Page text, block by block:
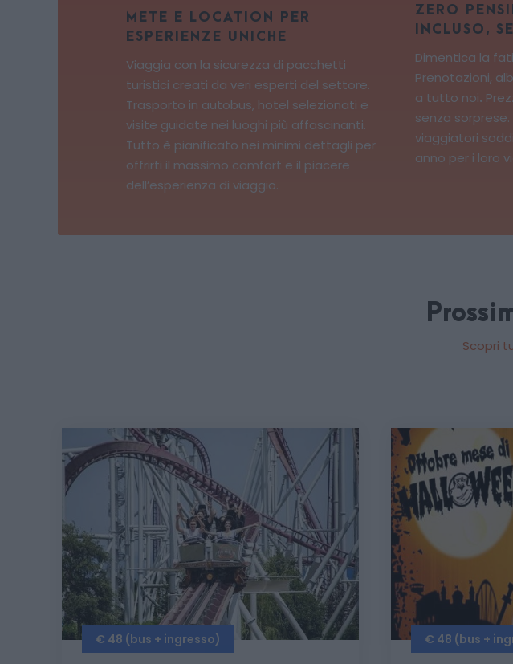
METE E LOCATION PER
ESPERIENZE UNICHE
Viaggia con la sicurezza di pacchetti
turistici creati da veri esperti del settore.
Trasporto in autobus, hotel selezionati e
visite guidate nei luoghi più affascinanti.
Tutto è pianificato nei minimi dettagli per
offrirti il massimo comfort e il piacere
dell’esperienza di viaggio.
ZERO
INCLUSO,
Dimentica la
Prenotazioni,
a tutto noi.
senza
viaggiatori
anno per i loro
Scopri
€ 48 (bus + ingresso) € 48 (bus +